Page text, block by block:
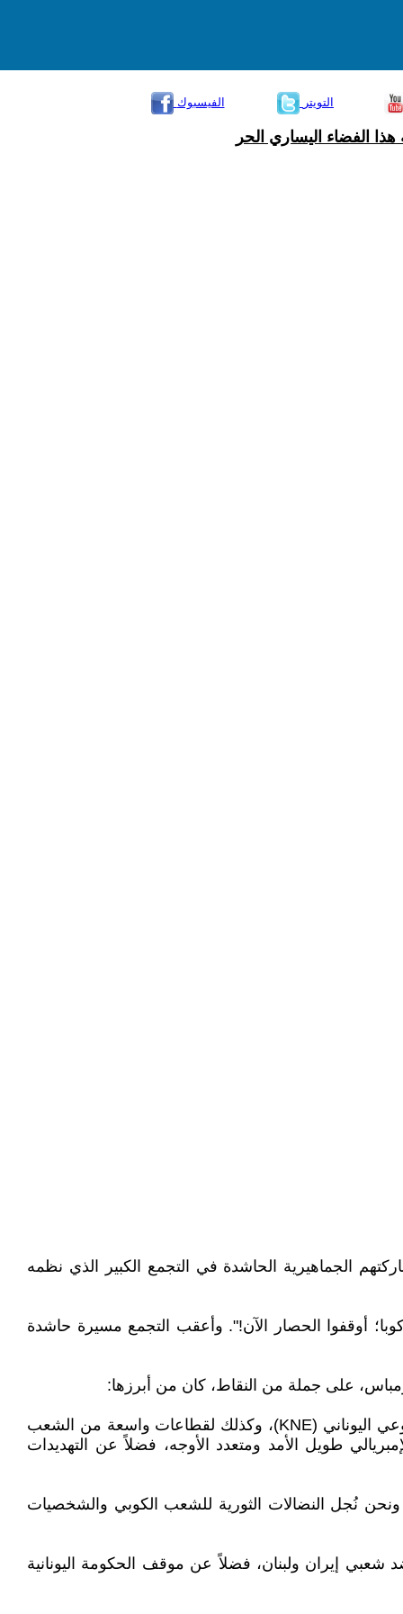
الفيسبوك
التويتر
الفضاء اليساري الحر
الجماهيرية الحاشدة في التجمع الكبير الذي نظمه
أوقفوا الحصار الآن!". وأعقب التجمع مسيرة حاشدة
على جملة من النقاط، كان من أبرزها:
"نحن هنا اليوم، وقبل كل شيء، لنعرب عن التضامن الأممي الراسخ للحزب الشيوعي اليوناني (KKE) واتحاد الشباب الشيوعي اليوناني (KNE)، وكذلك لقطاعات واسعة من الشعب
طويل الأمد ومتعدد الأوجه، فضلاً عن التهديدات
ونحن نُجل النضالات الثورية للشعب الكوبي والشخصيات
شعبي إيران ولبنان، فضلاً عن موقف الحكومة اليونانية